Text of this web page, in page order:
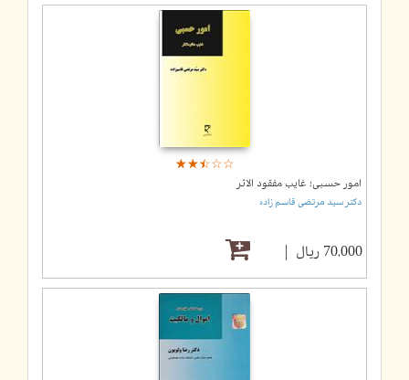
☆☆☆☆☆
★★★★★
امور حسبی؛ غایب مفقود الاثر
دکتر سید مرتضی قاسم زاده
70,000 ریال